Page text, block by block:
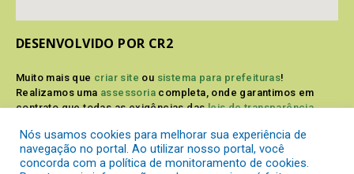
DESENVOLVIDO POR CR2
Muito mais que criar site ou sistema para prefeituras!
Realizamos uma assessoria completa, onde garantimos em
contrato que todas as exigências dasleis de transparência
Conheça oPNTPe oRadar da Transparência Pública
Nós usamos cookies para melhorar sua experiência de
navegação no portal. Ao utilizar nosso portal, você
concorda com a política de monitoramento de cookies.